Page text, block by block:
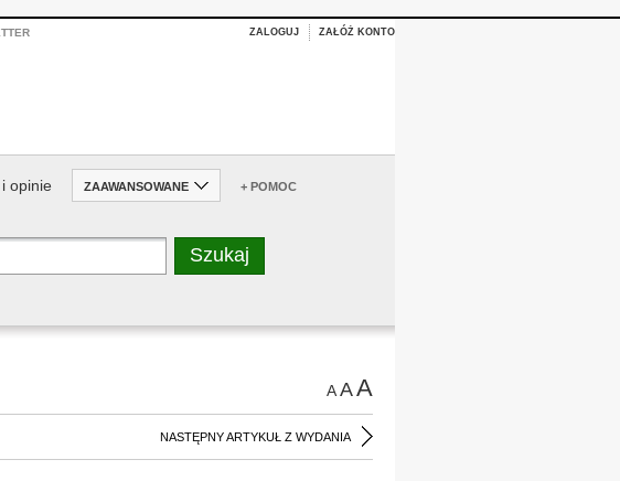
ZALOGUJ ZAŁÓŻ KONTO
opinie ZAAWANSOWANE + POMOC
AAA
NASTĘPNY ARTYKUŁ Z WYDANIA